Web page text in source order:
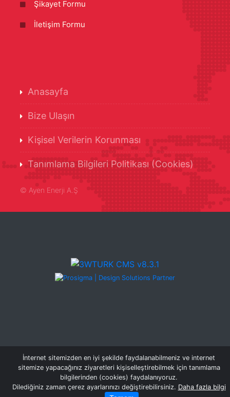
İnternet sitemizden en iyi şekilde faydalanabilmeniz ve internet
sitemize yapacağınız ziyaretleri kişiselleştirebilmek için tanımlama
bilgilerinden (cookies) faydalanıyoruz.
Dilediğiniz zaman çerez ayarlarınızı değiştirebilirsiniz. Daha fazla bilgi
Şikayet Formu
İletişim Formu
Anasayfa
Bize Ulaşın
Kişisel Verilerin Korunması
Tanımlama Bilgileri Politikası (Cookies)
© Ayen Enerji A.Ş